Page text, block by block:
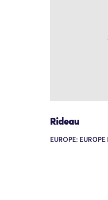
Rideau
EUROPE: EUROPE